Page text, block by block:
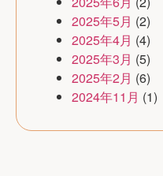
2025年5月 (2)
2025年4月 (4)
2025年3月 (5)
2025年2月 (6)
2024年11月 (1)